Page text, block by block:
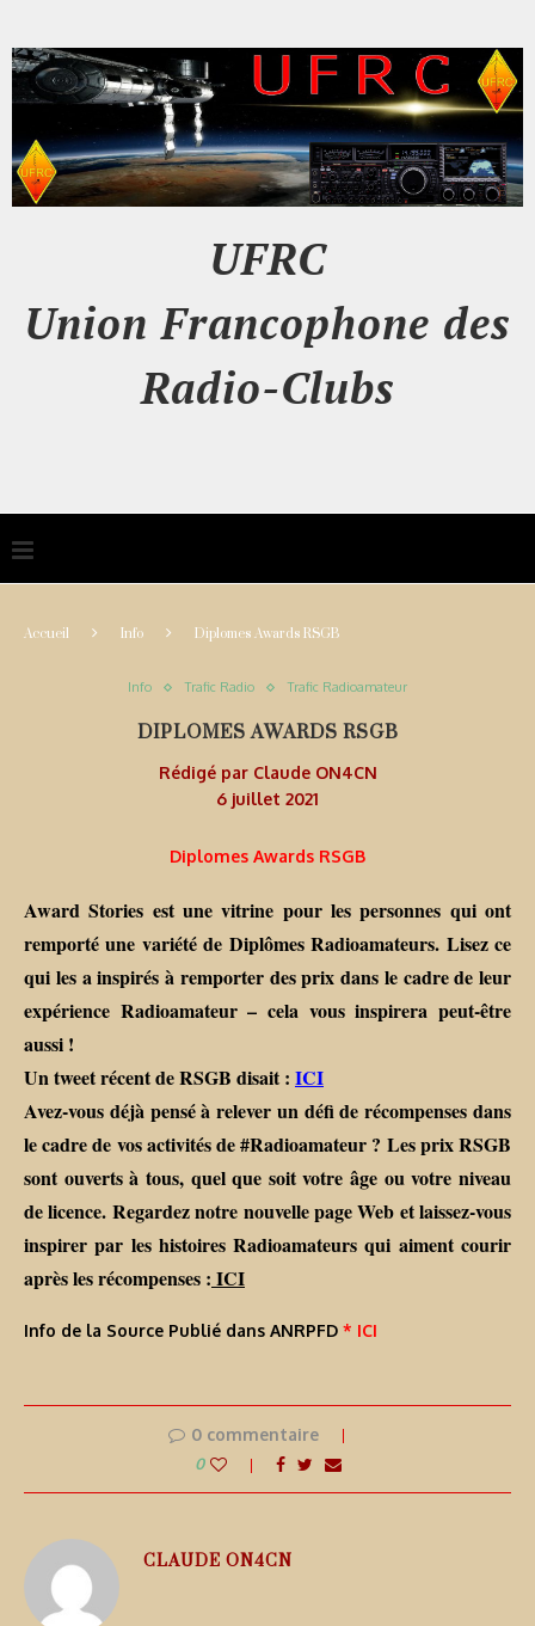
UFRC
Union Francophone des
Radio-Clubs
Accueil Info Diplomes Awards RSGB
Info Trafic Radio Trafic Radioamateur
DIPLOMES AWARDS RSGB
Rédigé par Claude ON4CN
6 juillet 2021
Diplomes Awards RSGB
Award Stories est une vitrine pour les personnes qui ont
remporté une variété de Diplômes Radioamateurs. Lisez ce
qui les a inspirés à remporter des prix dans le cadre de leur
expérience Radioamateur – cela vous inspirera peut-être
aussi !
Un tweet récent de RSGB disait : ICI
Avez-vous déjà pensé à relever un défi de récompenses dans
le cadre de vos activités de #Radioamateur ? Les prix RSGB
sont ouverts à tous, quel que soit votre âge ou votre niveau
de licence. Regardez notre nouvelle page Web et laissez-vous
inspirer par les histoires Radioamateurs qui aiment courir
après les récompenses : ICI
Info de la Source Publié dans ANRPFD * ICI
0 commentaire
0
CLAUDE ON4CN